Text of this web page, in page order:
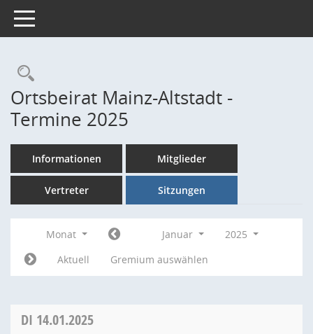
Toggle navigation
Rechercheauswahl
Ortsbeirat Mainz-Altstadt -
Termine 2025
Informationen Mitglieder
Vertreter Sitzungen
Monat Januar
2025
Aktuell
Gremium auswählen
DI 14.01.2025